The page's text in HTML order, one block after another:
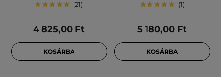
21
4 825,00 Ft
KOSÁRBA
1
5 180,00 Ft
KOSÁRBA